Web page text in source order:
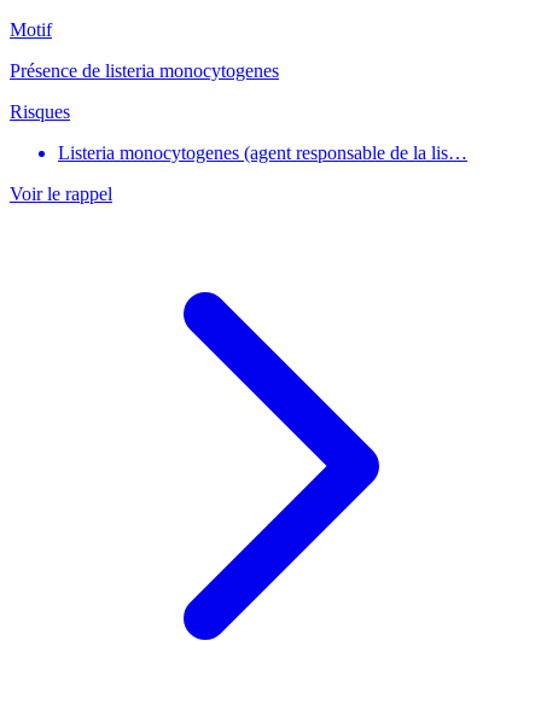
Motif
Présence de listeria monocytogenes
Risques
Listeria monocytogenes (agent responsable de la lis…
Voir le rappel